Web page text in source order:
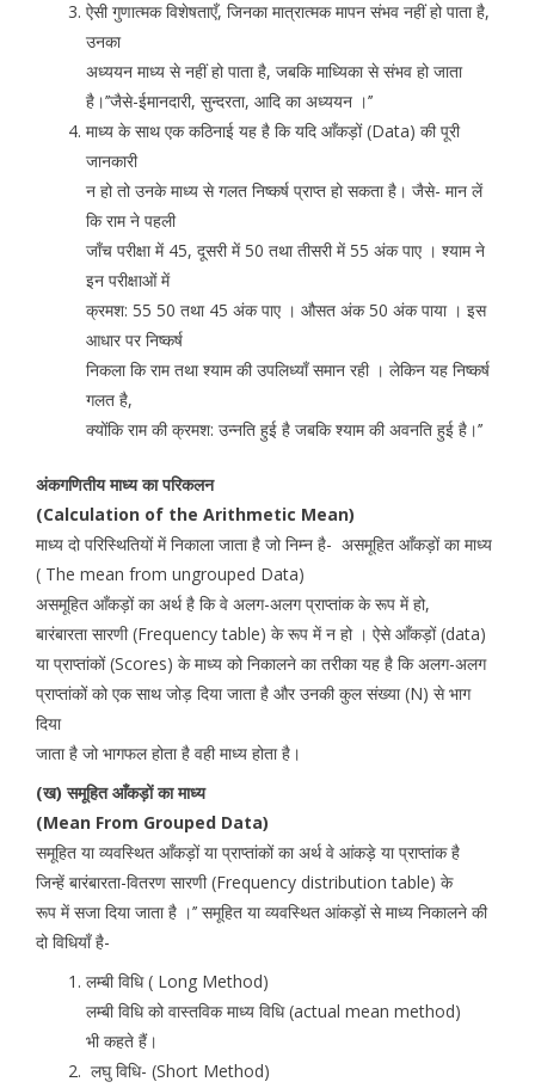
ऐसी गुणात्मक विशेषताएँ, जिनका मात्रात्मक मापन संभव नहीं हो पाता है,
उनका
अध्ययन माध्य से नहीं हो पाता है, जबकि माध्यिका से संभव हो जाता
है।’’जैसे-ईमानदारी, सुन्दरता, आदि का अध्ययन ।’’
माध्य के साथ एक कठिनाई यह है कि यदि आँकड़ों (Data) की पूरी
जानकारी
न हो तो उनके माध्य से गलत निष्कर्ष प्राप्त हो सकता है। जैसे- मान लें
कि राम ने पहली
जाँच परीक्षा में 45, दूसरी में 50 तथा तीसरी में 55 अंक पाए । श्याम ने
इन परीक्षाओं में
क्रमश: 55 50 तथा 45 अंक पाए । औसत अंक 50 अंक पाया । इस
आधार पर निष्कर्ष
निकला कि राम तथा श्याम की उपलिध्याँ समान रही । लेकिन यह निष्कर्ष
गलत है,
क्योंकि राम की क्रमश: उन्नति हुई है जबकि श्याम की अवनति हुई है।’’
अंकगणितीय माध्य का परिकलन
(Calculation of the Arithmetic Mean)
माध्य दो परिस्थितियों में निकाला जाता है जो निम्न है- असमूहित आँकड़ों का माध्य
( The mean from ungrouped Data)
असमूहित आँकड़ों का अर्थ है कि वे अलग-अलग प्राप्तांक के रूप में हो,
बारंबारता सारणी (Frequency table) के रूप में न हो । ऐसे आँकड़ों (data)
या प्राप्तांकों (Scores) के माध्य को निकालने का तरीका यह है कि अलग-अलग
प्राप्तांकों को एक साथ जोड़ दिया जाता है और उनकी कुल संख्या (N) से भाग
दिया
जाता है जो भागफल होता है वही माध्य होता है।
(ख) समूहित आँकड़ों का माध्य
(Mean From Grouped Data)
समूहित या व्यवस्थित आँकड़ों या प्राप्तांकों का अर्थ वे आंकड़े या प्राप्तांक है
जिन्हें बारंबारता-वितरण सारणी (Frequency distribution table) के
रूप में सजा दिया जाता है ।’’ समूहित या व्यवस्थित आंकड़ों से माध्य निकालने की
दो विधियाँ है-
लम्बी विधि ( Long Method)
लम्बी विधि को वास्तविक माध्य विधि (actual mean method)
भी कहते हैं।
लघु विधि- (Short Method)